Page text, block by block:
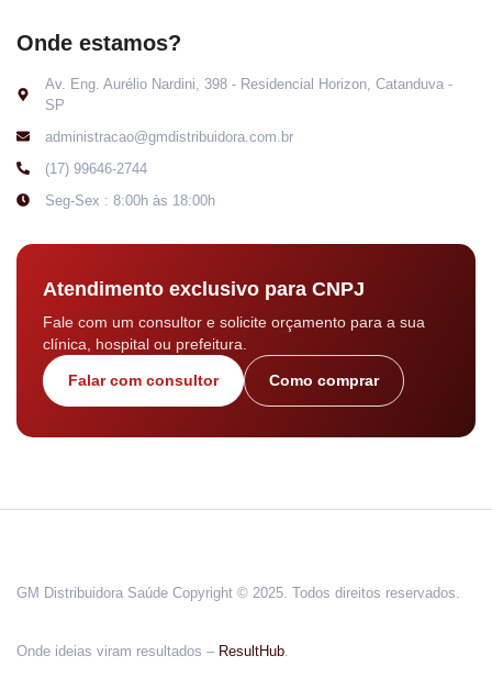
Onde estamos?
Av. Eng. Aurélio Nardini, 398 - Residencial Horizon, Catanduva -
SP
administracao@gmdistribuidora.com.br
(17) 99646-2744
Seg-Sex : 8:00h às 18:00h
Atendimento exclusivo para CNPJ
Fale com um consultor e solicite orçamento para a sua
clínica, hospital ou prefeitura.
Falar com consultor Como comprar
GM Distribuidora Saúde Copyright © 2025. Todos direitos reservados.
Onde ideias viram resultados – ResultHub.